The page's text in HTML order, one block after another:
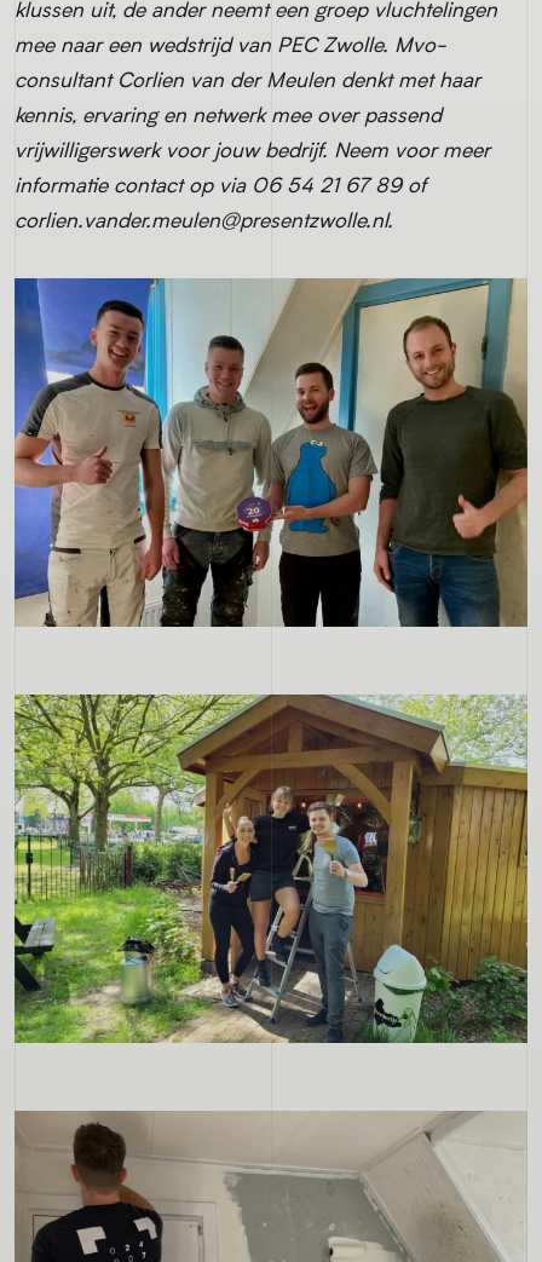
klussen uit, de ander neemt een groep vluchtelingen
mee naar een wedstrijd van PEC Zwolle. Mvo-
consultant Corlien van der Meulen denkt met haar
kennis, ervaring en netwerk mee over passend
vrijwilligerswerk voor jouw bedrijf. Neem voor meer
informatie contact op via 06 54 21 67 89 of
corlien.vander.meulen@presentzwolle.nl.